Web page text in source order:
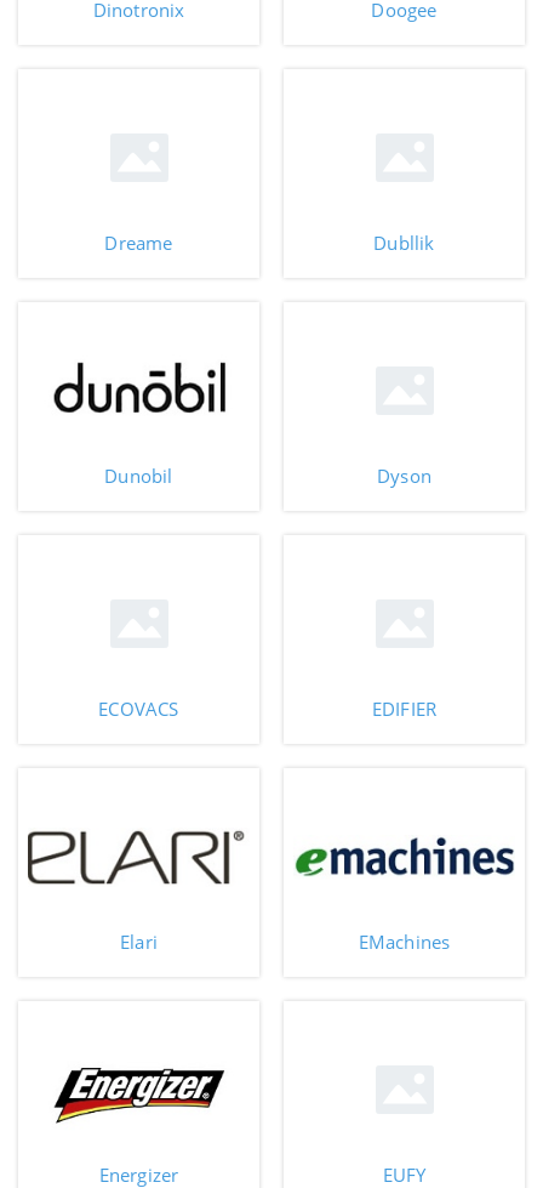
Dinotronix Doogee
Dreame Dubllik
Dunobil Dyson
ECOVACS EDIFIER
Elari EMachines
Energizer EUFY